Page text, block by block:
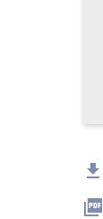
download
picture_as_pdf